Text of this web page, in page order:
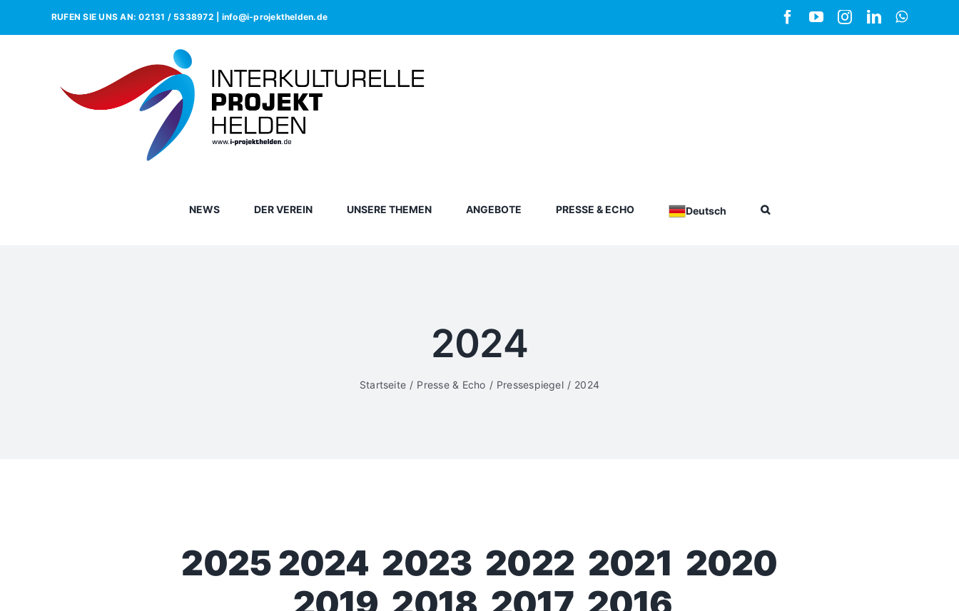
RUFEN SIE UNS AN: 02131 / 5338972 | info@i-projekthelden.de
NEWS DER VEREIN UNSERE THEMEN ANGEBOTE PRESSE & ECHO Deutsch
2024
Startseite Presse & Echo Pressespiegel 2024
20252024 2023 2022 2021 2020